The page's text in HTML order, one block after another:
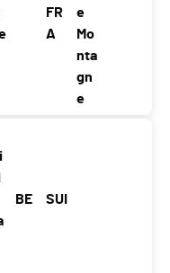
FR
A
e
Mo
nta
gn
e
BE SUI